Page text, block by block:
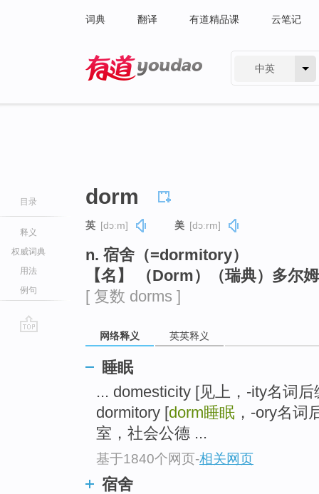
词典 翻译 有道精品课 云笔记
中英
目录
释义
权威词典
用法
例句
dorm
英 [dɔːm] 美 [dɔːrm]
n. 宿舍（=dormitory）
【名】 （Dorm）（瑞典）多尔
[ 复数 dorms ]
网络释义 英英释义
睡眠
... domesticity [见上，-ity名词
dormitory [dorm睡眠 ，-ory名词
室，社会公德 ...
基于1840个网页-相关网页
宿舍